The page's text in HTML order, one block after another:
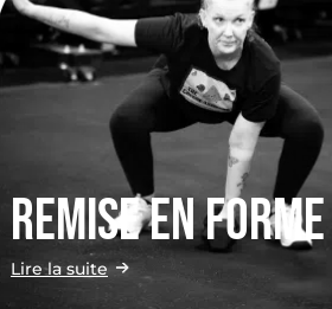
Remise en forme
Lire la suite